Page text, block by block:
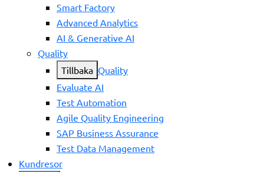
Smart Factory
Advanced Analytics
AI & Generative AI
Quality
Tillbaka Quality
Evaluate AI
Test Automation
Agile Quality Engineering
SAP Business Assurance
Test Data Management
Kundresor